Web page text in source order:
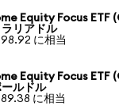
Equity Focus ETF
リアドル
に相当
Equity Focus ETF
ルドル
に相当